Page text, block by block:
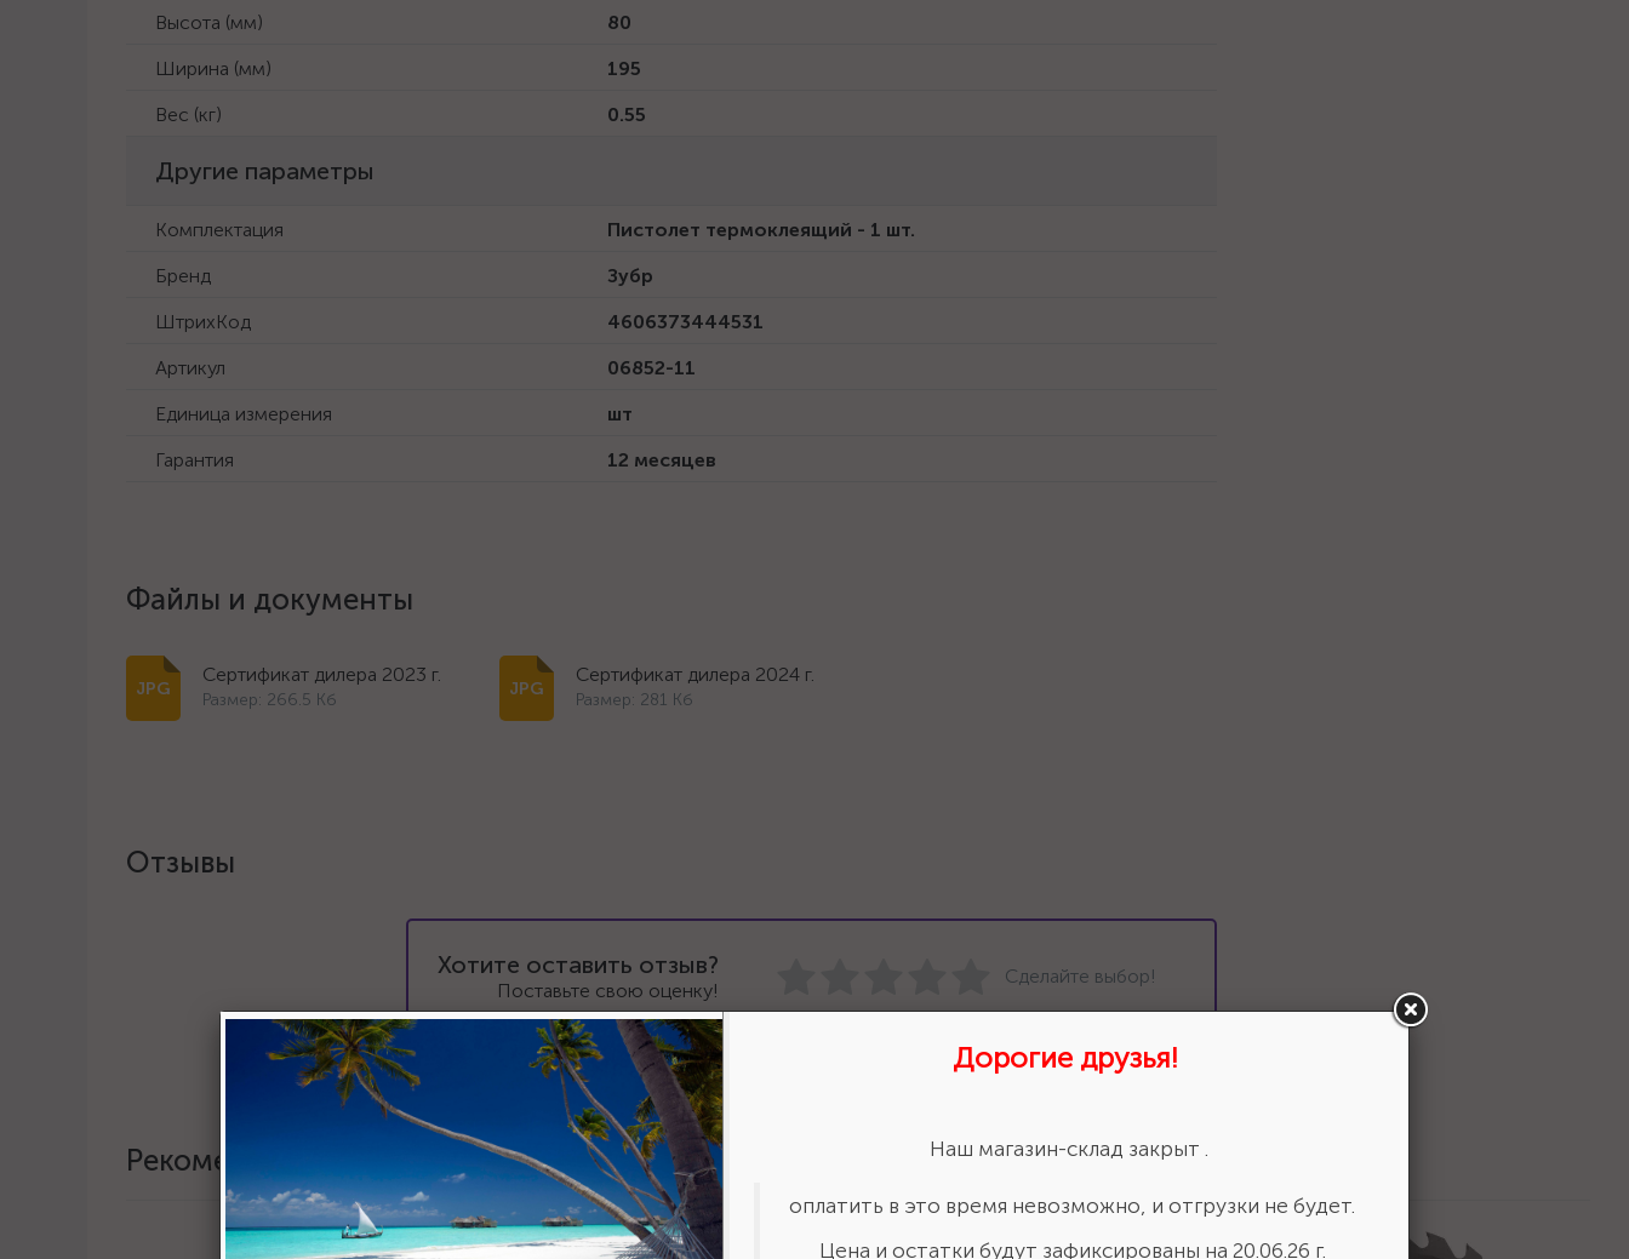
Высота (мм)
80
Ширина (мм)
195
Вес (кг)
0.55
Другие параметры
Комплектация
Пистолет термоклеящий - 1 шт.
Бренд
Зубр
ШтрихКод
4606373444531
Артикул
06852-11
Единица измерения
шт
Гарантия
12 месяцев
Файлы и документы
Сертификат дилера 2023 г.
Размер: 266.5 Кб
Сертификат дилера 2024 г.
Размер: 281 Кб
Отзывы
Хотите оставить отзыв?
Поставьте свою оценку!
Сделайте выбор!
Рекомендации
Дорогие друзья!
Наш магазин-склад закрыт .
оплатить в это время невозможно, и отгрузки не будет.
Цена и остатки будут зафиксированы на 20.06.26 г.